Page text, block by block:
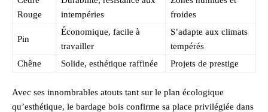
Rouge
intempéries
froides
Pin
Économique, facile à
travailler
S’adapte aux climats
tempérés
Chêne
Solide, esthétique raffinée Projets de prestige
Avec ses innombrables atouts tant sur le plan écologique
qu’esthétique, le bardage bois confirme sa place privilégiée dans